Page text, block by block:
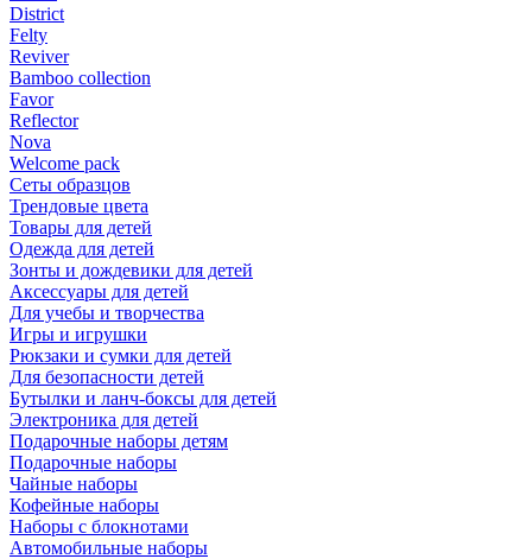
District
Felty
Reviver
Bamboo collection
Favor
Reflector
Nova
Welcome pack
Сеты образцов
Трендовые цвета
Товары для детей
Одежда для детей
Зонты и дождевики для детей
Аксессуары для детей
Для учебы и творчества
Игры и игрушки
Рюкзаки и сумки для детей
Для безопасности детей
Бутылки и ланч-боксы для детей
Электроника для детей
Подарочные наборы детям
Подарочные наборы
Чайные наборы
Кофейные наборы
Наборы с блокнотами
Автомобильные наборы